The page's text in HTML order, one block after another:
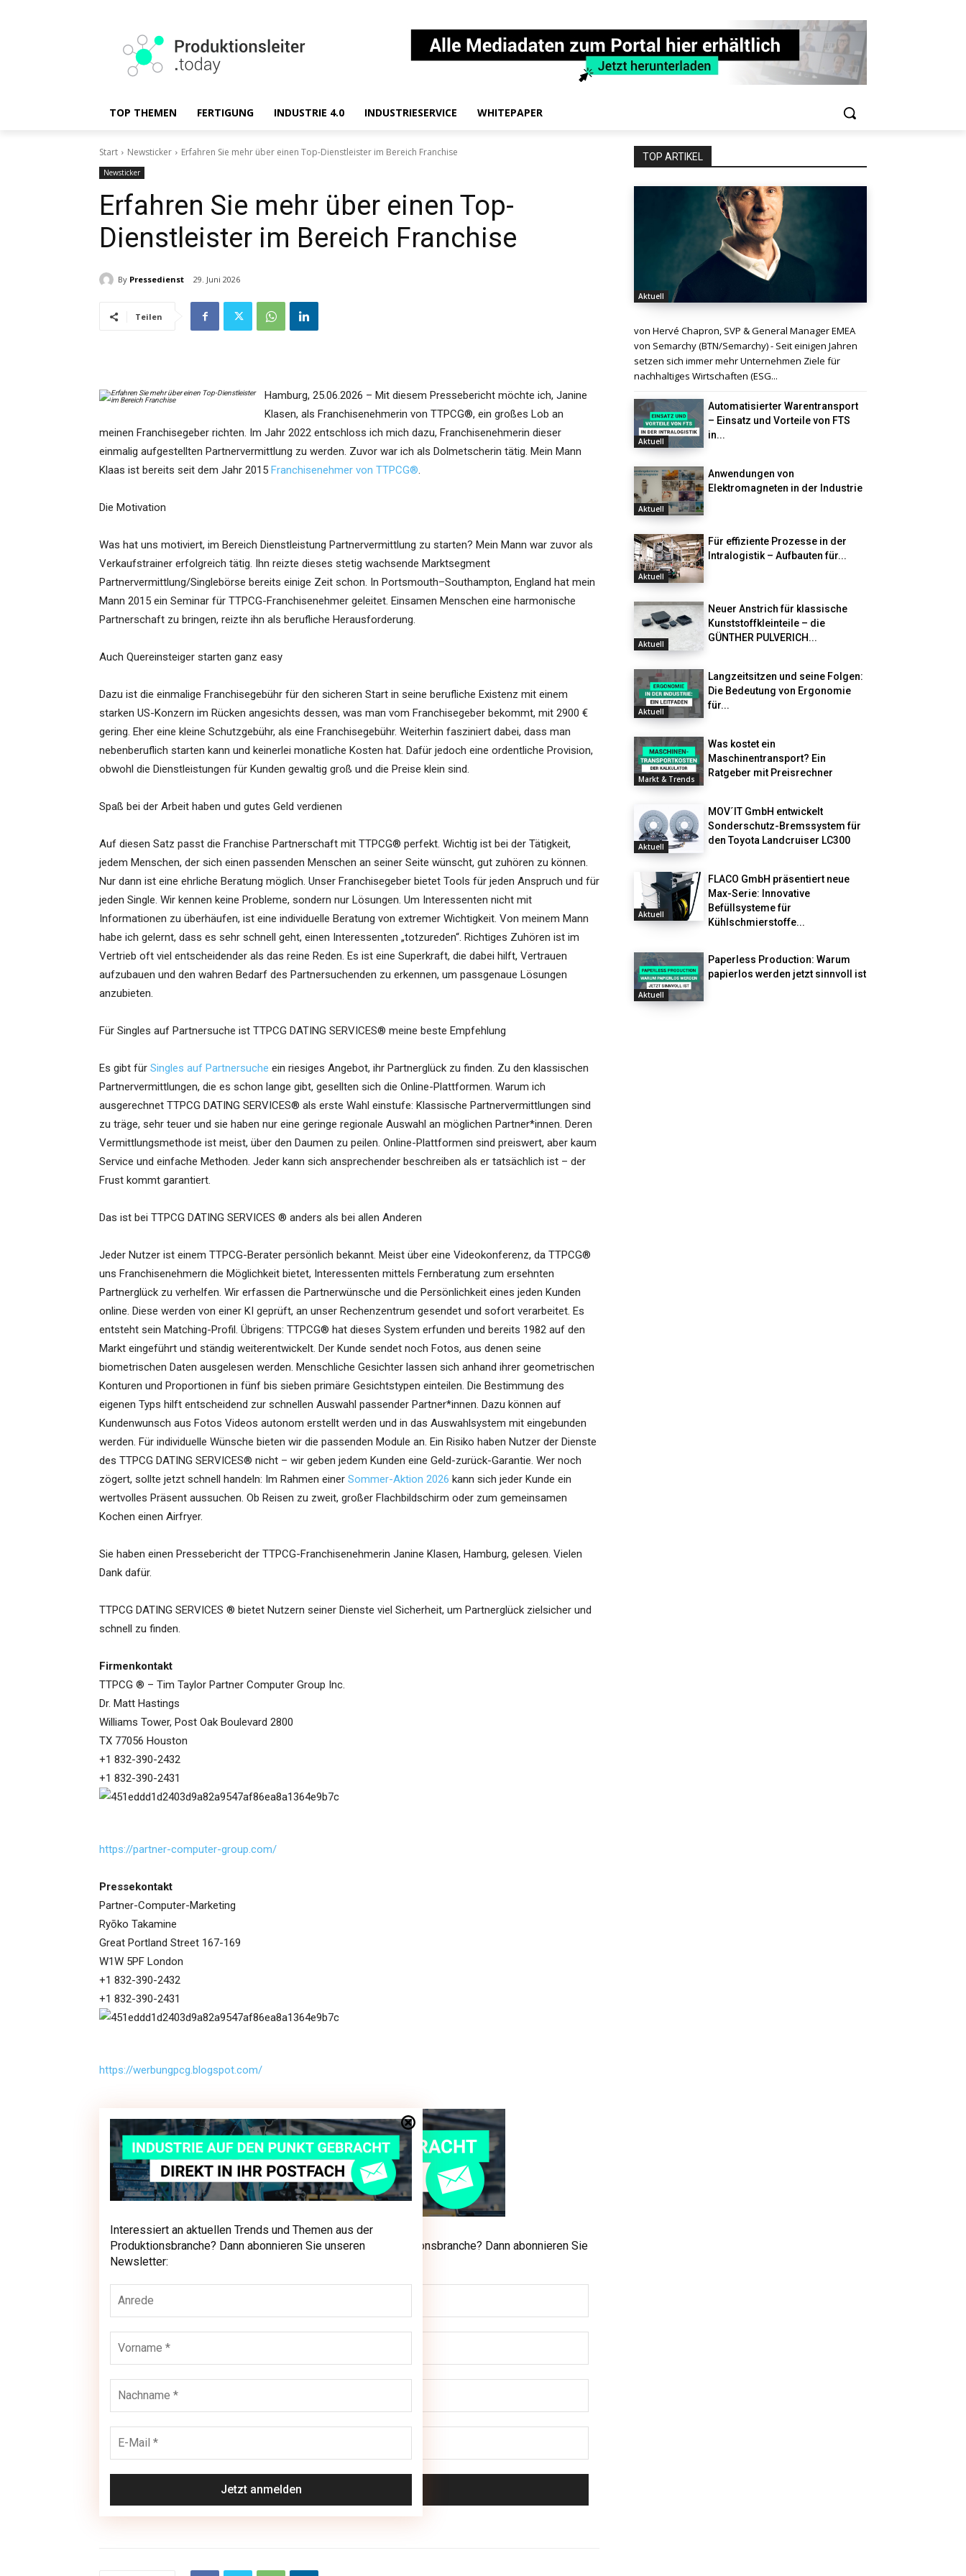
TOP THEMEN FERTIGUNG INDUSTRIE 4.0 INDUSTRIESERVICE WHITEPAPER
Start Newsticker Erfahren Sie mehr über einen Top-Dienstleister im Bereich Franchise
Newsticker
Erfahren Sie mehr über einen Top-
Dienstleister im Bereich Franchise
By Pressedienst 29. Juni 2026
Teilen
Hamburg, 25.06.2026 – Mit diesem Pressebericht möchte ich, Janine
Klasen, als Franchisenehmerin von TTPCG®, ein großes Lob an
meinen Franchisegeber richten. Im Jahr 2022 entschloss ich mich dazu, Franchisenehmerin dieser
einmalig aufgestellten Partnervermittlung zu werden. Zuvor war ich als Dolmetscherin tätig. Mein Mann
Klaas ist bereits seit dem Jahr 2015 Franchisenehmer von TTPCG®.
Die Motivation
Was hat uns motiviert, im Bereich Dienstleistung Partnervermittlung zu starten? Mein Mann war zuvor als
Verkaufstrainer erfolgreich tätig. Ihn reizte dieses stetig wachsende Marktsegment
Partnervermittlung/Singlebörse bereits einige Zeit schon. In Portsmouth–Southampton, England hat mein
Mann 2015 ein Seminar für TTPCG-Franchisenehmer geleitet. Einsamen Menschen eine harmonische
Partnerschaft zu bringen, reizte ihn als berufliche Herausforderung.
Auch Quereinsteiger starten ganz easy
Dazu ist die einmalige Franchisegebühr für den sicheren Start in seine berufliche Existenz mit einem
starken US-Konzern im Rücken angesichts dessen, was man vom Franchisegeber bekommt, mit 2900 €
gering. Eher eine kleine Schutzgebühr, als eine Franchisegebühr. Weiterhin fasziniert dabei, dass man
nebenberuflich starten kann und keinerlei monatliche Kosten hat. Dafür jedoch eine ordentliche Provision,
obwohl die Dienstleistungen für Kunden gewaltig groß und die Preise klein sind.
Spaß bei der Arbeit haben und gutes Geld verdienen
Auf diesen Satz passt die Franchise Partnerschaft mit TTPCG® perfekt. Wichtig ist bei der Tätigkeit,
jedem Menschen, der sich einen passenden Menschen an seiner Seite wünscht, gut zuhören zu können.
Nur dann ist eine ehrliche Beratung möglich. Unser Franchisegeber bietet Tools für jeden Anspruch und für
jeden Single. Wir kennen keine Probleme, sondern nur Lösungen. Um Interessenten nicht mit
Informationen zu überhäufen, ist eine individuelle Beratung von extremer Wichtigkeit. Von meinem Mann
habe ich gelernt, dass es sehr schnell geht, einen Interessenten „totzureden“. Richtiges Zuhören ist im
Vertrieb oft viel entscheidender als das reine Reden. Es ist eine Superkraft, die dabei hilft, Vertrauen
aufzubauen und den wahren Bedarf des Partnersuchenden zu erkennen, um passgenaue Lösungen
anzubieten.
Für Singles auf Partnersuche ist TTPCG DATING SERVICES® meine beste Empfehlung
Es gibt für Singles auf Partnersuche ein riesiges Angebot, ihr Partnerglück zu finden. Zu den klassischen
Partnervermittlungen, die es schon lange gibt, gesellten sich die Online-Plattformen. Warum ich
ausgerechnet TTPCG DATING SERVICES® als erste Wahl einstufe: Klassische Partnervermittlungen sind
zu träge, sehr teuer und sie haben nur eine geringe regionale Auswahl an möglichen Partner*innen. Deren
Vermittlungsmethode ist meist, über den Daumen zu peilen. Online-Plattformen sind preiswert, aber kaum
Service und einfache Methoden. Jeder kann sich ansprechender beschreiben als er tatsächlich ist – der
Frust kommt garantiert.
Das ist bei TTPCG DATING SERVICES ® anders als bei allen Anderen
Jeder Nutzer ist einem TTPCG-Berater persönlich bekannt. Meist über eine Videokonferenz, da TTPCG®
uns Franchisenehmern die Möglichkeit bietet, Interessenten mittels Fernberatung zum ersehnten
Partnerglück zu verhelfen. Wir erfassen die Partnerwünsche und die Persönlichkeit eines jeden Kunden
online. Diese werden von einer KI geprüft, an unser Rechenzentrum gesendet und sofort verarbeitet. Es
entsteht sein Matching-Profil. Übrigens: TTPCG® hat dieses System erfunden und bereits 1982 auf den
Markt eingeführt und ständig weiterentwickelt. Der Kunde sendet noch Fotos, aus denen seine
biometrischen Daten ausgelesen werden. Menschliche Gesichter lassen sich anhand ihrer geometrischen
Konturen und Proportionen in fünf bis sieben primäre Gesichtstypen einteilen. Die Bestimmung des
eigenen Typs hilft entscheidend zur schnellen Auswahl passender Partner*innen. Dazu können auf
Kundenwunsch aus Fotos Videos autonom erstellt werden und in das Auswahlsystem mit eingebunden
werden. Für individuelle Wünsche bieten wir die passenden Module an. Ein Risiko haben Nutzer der Dienste
des TTPCG DATING SERVICES® nicht – wir geben jedem Kunden eine Geld-zurück-Garantie. Wer noch
zögert, sollte jetzt schnell handeln: Im Rahmen einer Sommer-Aktion 2026 kann sich jeder Kunde ein
wertvolles Präsent aussuchen. Ob Reisen zu zweit, großer Flachbildschirm oder zum gemeinsamen
Kochen einen Airfryer.
Sie haben einen Pressebericht der TTPCG-Franchisenehmerin Janine Klasen, Hamburg, gelesen. Vielen
Dank dafür.
TTPCG DATING SERVICES ® bietet Nutzern seiner Dienste viel Sicherheit, um Partnerglück zielsicher und
schnell zu finden.
Firmenkontakt
TTPCG ® – Tim Taylor Partner Computer Group Inc.
Dr. Matt Hastings
Williams Tower, Post Oak Boulevard 2800
TX 77056 Houston
+1 832-390-2432
+1 832-390-2431
https://partner-computer-group.com/
Pressekontakt
Partner-Computer-Marketing
Ryōko Takamine
Great Portland Street 167-169
W1W 5PF London
+1 832-390-2432
+1 832-390-2431
https://werbungpcg.blogspot.com/
Interessiert an aktuellen Trends und Themen aus der Produktionsbranche? Dann abonnieren Sie
unseren Newsletter:
Interessiert an aktuellen Trends und Themen aus der
Produktionsbranche? Dann abonnieren Sie unseren
Newsletter:
TOP ARTIKEL
Aktuell
von Hervé Chapron, SVP & General Manager EMEA
von Semarchy (BTN/Semarchy) - Seit einigen Jahren
setzen sich immer mehr Unternehmen Ziele für
nachhaltiges Wirtschaften (ESG...
Aktuell
Automatisierter Warentransport
– Einsatz und Vorteile von FTS
in...
Aktuell
Anwendungen von
Elektromagneten in der Industrie
Aktuell
Für effiziente Prozesse in der
Intralogistik – Aufbauten für...
Aktuell
Neuer Anstrich für klassische
Kunststoffkleinteile – die
GÜNTHER PULVERICH...
Aktuell
Langzeitsitzen und seine Folgen:
Die Bedeutung von Ergonomie
für...
Markt & Trends
Was kostet ein
Maschinentransport? Ein
Ratgeber mit Preisrechner
Aktuell
MOV´IT GmbH entwickelt
Sonderschutz-Bremssystem für
den Toyota Landcruiser LC300
Aktuell
FLACO GmbH präsentiert neue
Max-Serie: Innovative
Befüllsysteme für
Kühlschmierstoffe...
Aktuell
Paperless Production: Warum
papierlos werden jetzt sinnvoll ist